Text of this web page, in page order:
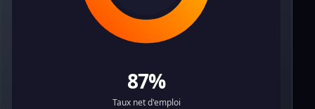
87%
Taux net d'emploi